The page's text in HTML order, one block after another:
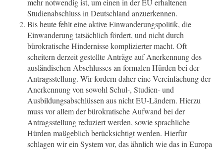
mehr notwendig ist, um einen in der EU erhaltenen
Studienabschluss in Deutschland anzuerkennen.
Bis heute fehlt eine aktive Einwanderungspolitik, die
Einwanderung tatsächlich fördert, und nicht durch
bürokratische Hindernisse komplizierter macht. Oft
scheitern derzeit gestellte Anträge auf Anerkennung des
ausländischen Abschlusses an formalen Hürden bei der
Antragsstellung. Wir fordern daher eine Vereinfachung der
Anerkennung von sowohl Schul-, Studien- und
Ausbildungsabschlüssen aus nicht EU-Ländern. Hierzu
muss vor allem der bürokratische Aufwand bei der
Antragsstellung reduziert werden, sowie sprachliche
Hürden maßgeblich berücksichtigt werden. Hierfür
schlagen wir ein System vor, dasähnlich wie das in Europa